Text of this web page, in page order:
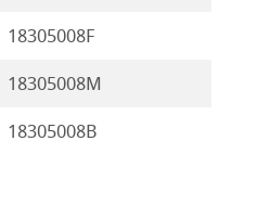
18305008F
18305008M
18305008B